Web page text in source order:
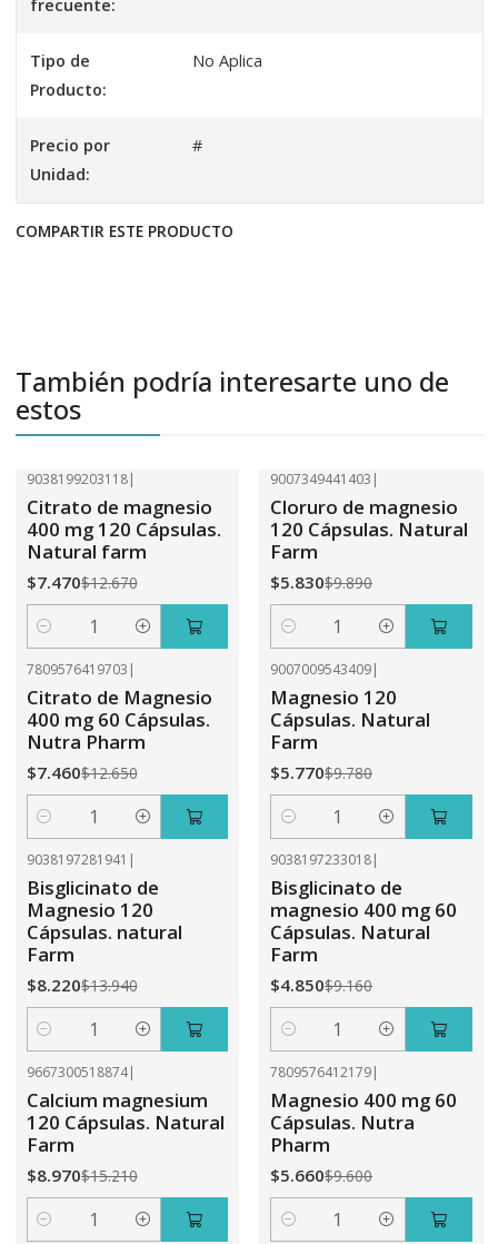
frecuente:
Tipo de
Producto:
No Aplica
Precio por
Unidad:
#
COMPARTIR ESTE PRODUCTO
También podría interesarte uno de
estos
9038199203118|
Citrato de magnesio
400 mg 120 Cápsulas.
Natural farm
$7.470$12.670
Cantidad
9007349441403 |
Cloruro de magnesio
120 Cápsulas. Natural
Farm
$5.830$9.890
Cantidad
7809576419703 |
Citrato de Magnesio
400 mg 60 Cápsulas.
Nutra Pharm
$7.460$12.650
Cantidad
9007009543409|
Magnesio 120
Cápsulas. Natural
Farm
$5.770$9.780
Cantidad
9038197281941 |
Bisglicinato de
Magnesio 120
Cápsulas. natural
Farm
$8.220$13.940
Cantidad
9038197233018|
Bisglicinato de
magnesio 400 mg 60
Cápsulas. Natural
Farm
$4.850$9.160
Cantidad
9667300518874|
Calcium magnesium
120 Cápsulas. Natural
Farm
$8.970$15.210
Cantidad
7809576412179|
Magnesio 400 mg 60
Cápsulas. Nutra
Pharm
$5.660$9.600
Cantidad